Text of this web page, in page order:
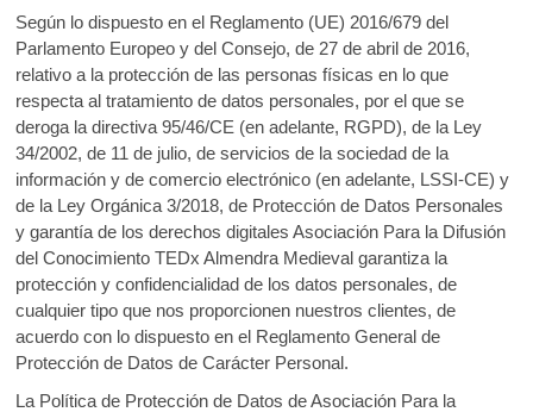
Según lo dispuesto en el Reglamento (UE) 2016/679 del
Parlamento Europeo y del Consejo, de 27 de abril de 2016,
relativo a la protección de las personas físicas en lo que
respecta al tratamiento de datos personales, por el que se
deroga la directiva 95/46/CE (en adelante, RGPD), de la Ley
34/2002, de 11 de julio, de servicios de la sociedad de la
información y de comercio electrónico (en adelante, LSSI-CE) y
de la Ley Orgánica 3/2018, de Protección de Datos Personales
y garantía de los derechos digitales Asociación Para la Difusión
del Conocimiento TEDx Almendra Medieval garantiza la
protección y confidencialidad de los datos personales, de
cualquier tipo que nos proporcionen nuestros clientes, de
acuerdo con lo dispuesto en el Reglamento General de
Protección de Datos de Carácter Personal.
La Política de Protección de Datos de Asociación Para la